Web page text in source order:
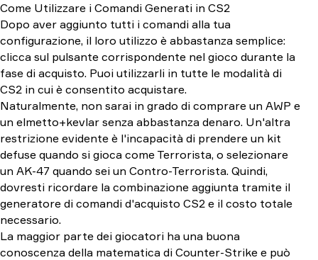
Come Utilizzare i Comandi Generati in CS2
Dopo aver aggiunto tutti i comandi alla tua
configurazione, il loro utilizzo è abbastanza semplice:
clicca sul pulsante corrispondente nel gioco durante la
fase di acquisto. Puoi utilizzarli in tutte le modalità di
CS2 in cui è consentito acquistare.
Naturalmente, non sarai in grado di comprare un AWP e
un elmetto+kevlar senza abbastanza denaro. Un'altra
restrizione evidente è l'incapacità di prendere un kit
defuse quando si gioca come Terrorista, o selezionare
un AK-47 quando sei un Contro-Terrorista. Quindi,
dovresti ricordare la combinazione aggiunta tramite il
generatore di comandi d'acquisto CS2 e il costo totale
necessario.
La maggior parte dei giocatori ha una buona
conoscenza della matematica di Counter-Strike e può